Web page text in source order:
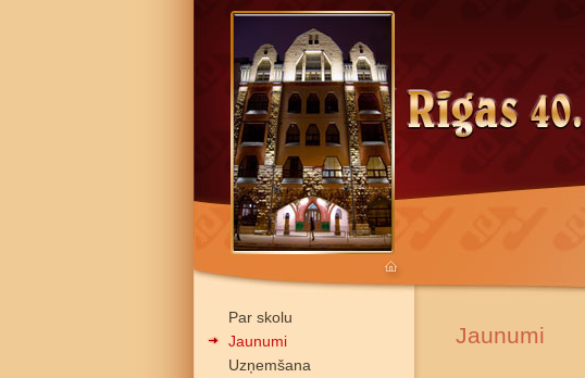
Par skolu
Jaunumi
Uzņemšana
Jaunumi